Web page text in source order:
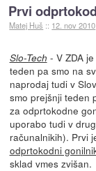
Prvi
Matej Huš :: 12. nov 2010
Slo-Tech - V ZDA
teden pa smo na
naprodaj tudi v
smo prejšnji teden
za odprtokodne
uporabo tudi v
računalnikih). Prvi
odprtokodni
sklad vmes zvišan.